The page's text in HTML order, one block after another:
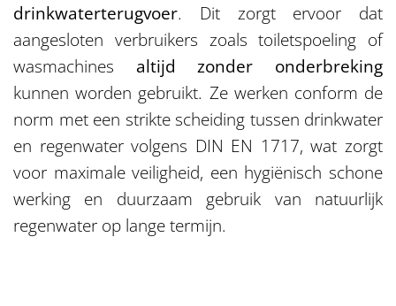
drinkwaterterugvoer. Dit zorgt ervoor dat
aangesloten verbruikers zoals toiletspoeling of
wasmachines altijd zonder onderbreking
kunnen worden gebruikt. Ze werken conform de
norm met een strikte scheiding tussen drinkwater
en regenwater volgens DIN EN 1717, wat zorgt
voor maximale veiligheid, een hygiënisch schone
werking en duurzaam gebruik van natuurlijk
regenwater op lange termijn.